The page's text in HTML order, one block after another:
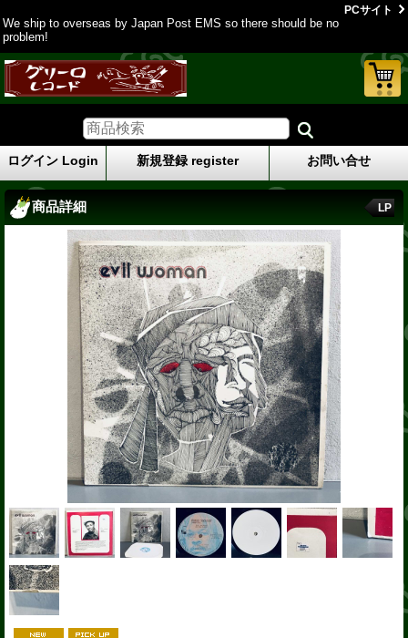
We ship to overseas by Japan Post EMS so there should be no
problem!
PCサイト
ログイン Login 新規登録 register お問い合せ
商品詳細 LP